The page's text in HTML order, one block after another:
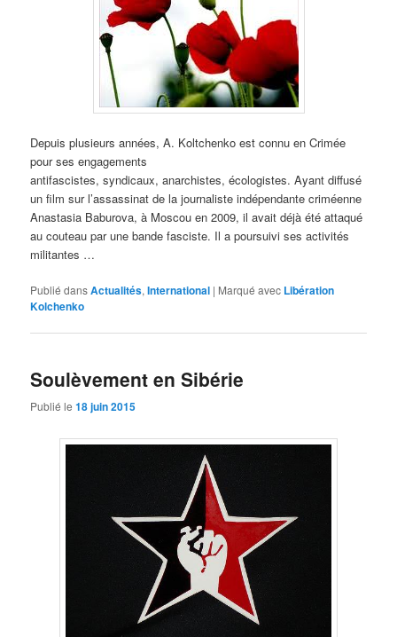
Depuis plusieurs années, A. Koltchenko est connu en Crimée
pour ses engagements
antifascistes, syndicaux, anarchistes, écologistes. Ayant diffusé
un film sur l’assassinat de la journaliste indépendante criméenne
Anastasia Baburova, à Moscou en 2009, il avait déjà été attaqué
au couteau par une bande fasciste. Il a poursuivi ses activités
militantes …
Publié dansActualités,International | Marqué avec Libération
Kolchenko
Soulèvement en Sibérie
Publié le18 juin 2015